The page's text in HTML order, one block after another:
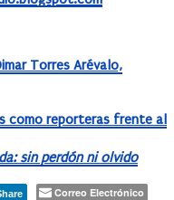
Torres Arévalo,
como reporteras frente al
sin perdón ni olvido
Correo Electrónico